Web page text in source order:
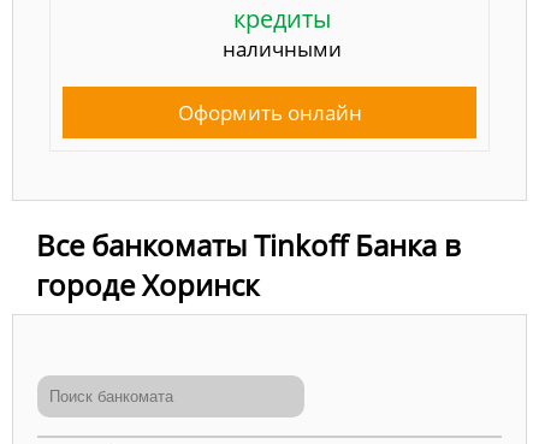
кредиты
наличными
Оформить онлайн
Все банкоматы Tinkoff Банка в
городе Хоринск